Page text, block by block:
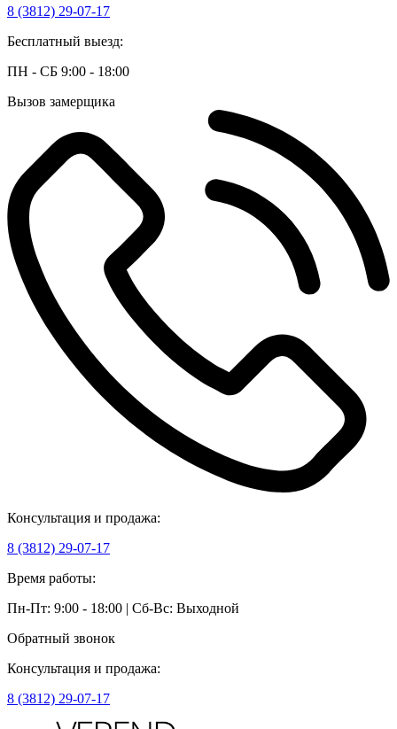
8 (3812) 29-07-17
Бесплатный выезд:
ПН - СБ 9:00 - 18:00
Вызов замерщика
Консультация и продажа:
8 (3812) 29-07-17
Время работы:
Пн-Пт: 9:00 - 18:00 | Сб-Вс: Выходной
Обратный звонок
Консультация и продажа:
8 (3812) 29-07-17